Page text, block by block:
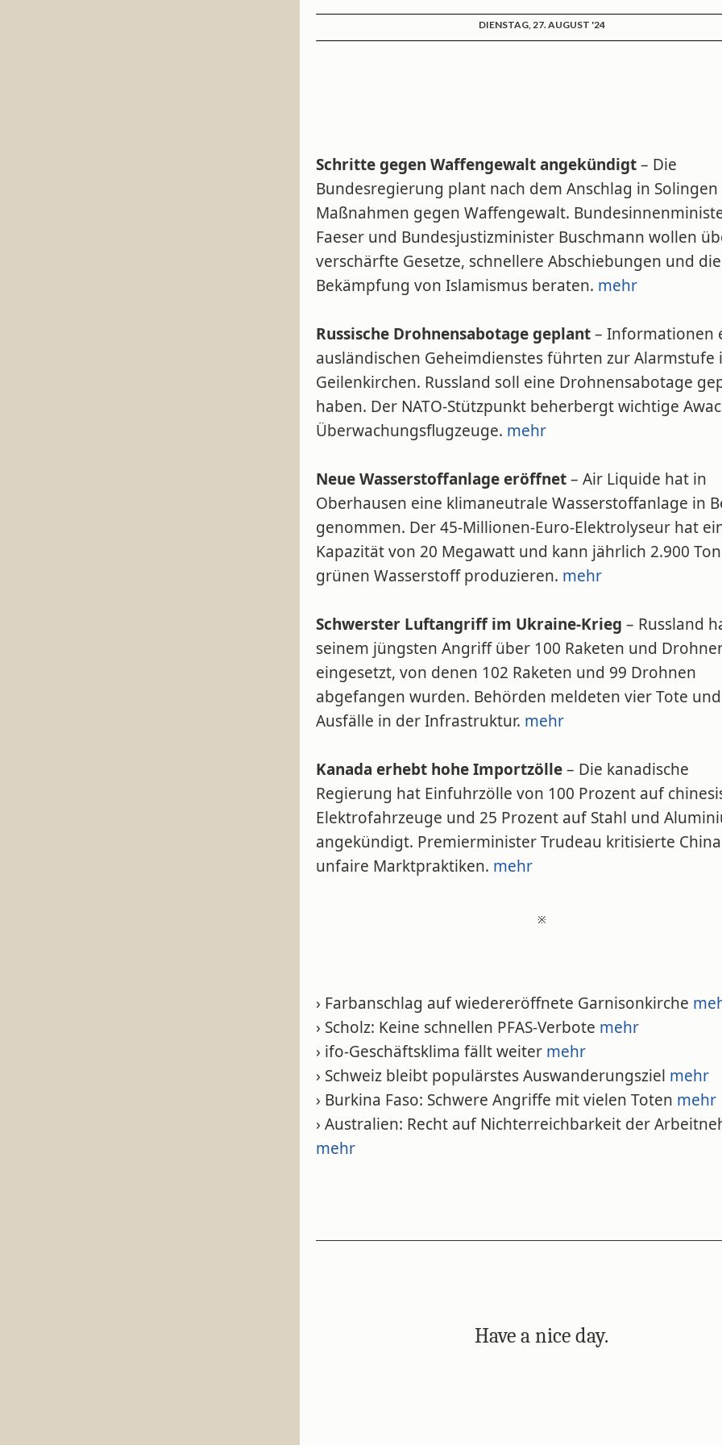
DIENSTAG, 27. AUGUST '24
Schritte gegen Waffengewalt angekündigt– Die
Bundesregierung plant nach dem Anschlag in Solingen
Maßnahmen gegen Waffengewalt.
Faeser und Bundesjustizminister Buschmann wollen
verschärfte Gesetze, schnellere Abschiebungen und die
Bekämpfung von Islamismus beraten. mehr
Russische Drohnensabotage geplant– Informationen
ausländischen Geheimdienstes führten zur Alarmstufe
Geilenkirchen. Russland soll eine Drohnensabotage
haben. Der NATO-Stützpunkt beherbergt wichtige
Überwachungsflugzeuge. mehr
Neue Wasserstoffanlage eröffnet– Air Liquide hat in
Oberhausen eine klimaneutrale Wasserstoffanlage in
genommen. Der 45-Millionen-Euro-Elektrolyseur hat
Kapazität von 20 Megawatt und kann jährlich 2.900
grünen Wasserstoff produzieren. mehr
Schwerster Luftangriff im Ukraine-Krieg – Russland
seinem jüngsten Angriff über 100 Raketen und
eingesetzt, von denen 102 Raketen und 99 Drohnen
abgefangen wurden. Behörden meldeten vier Tote und
Ausfälle in der Infrastruktur. mehr
Kanada erhebt hohe Importzölle– Die kanadische
Regierung hat Einfuhrzölle von 100 Prozent auf
Elektrofahrzeuge und 25 Prozent auf Stahl und
angekündigt. Premierminister Trudeau kritisierte
unfaire Marktpraktiken. mehr
※
› Farbanschlag auf wiedereröffnete Garnisonkirche
› Scholz: Keine schnellen PFAS-Verbote mehr
› ifo-Geschäftsklima fällt weiter mehr
› Schweiz bleibt populärstes Auswanderungsziel mehr
› Burkina Faso: Schwere Angriffe mit vielen Toten mehr
› Australien: Recht auf Nichterreichbarkeit der
mehr
Have a nice day.